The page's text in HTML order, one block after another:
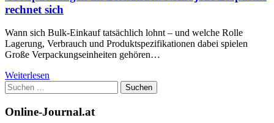
rechnet sich
Wann sich Bulk-Einkauf tatsächlich lohnt – und welche Rolle
Lagerung, Verbrauch und Produktspezifikationen dabei spielen
Große Verpackungseinheiten gehören…
Weiterlesen
Suchen
nach:
Online-Journal.at